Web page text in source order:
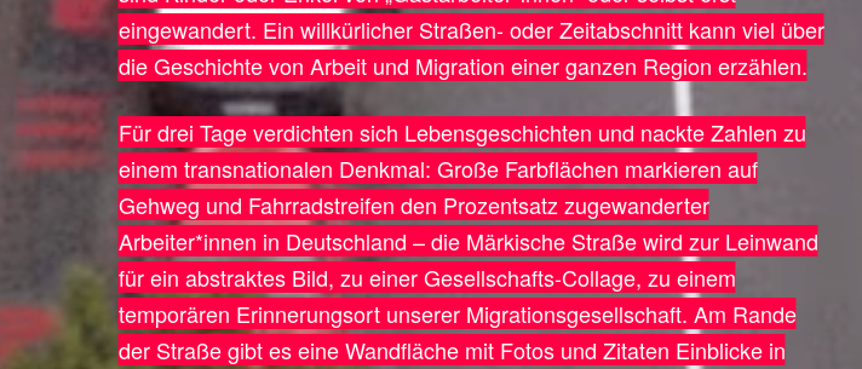
eingewandert. Ein willkürlicher Straßen- oder Zeitabschnitt kann viel über
die Geschichte von Arbeit und Migration einer ganzen Region erzählen.
Für drei Tage verdichten sich Lebensgeschichten und nackte Zahlen zu
einem transnationalen Denkmal: Große Farbflächen markieren auf
Gehweg und Fahrradstreifen den Prozentsatz zugewanderter
Arbeiter*innen in Deutschland – die Märkische Straße wird zur Leinwand
für ein abstraktes Bild, zu einer Gesellschafts-Collage, zu einem
temporären Erinnerungsort unserer Migrationsgesellschaft. Am Rande
der Straße gibt es eine Wandfläche mit Fotos und Zitaten Einblicke in